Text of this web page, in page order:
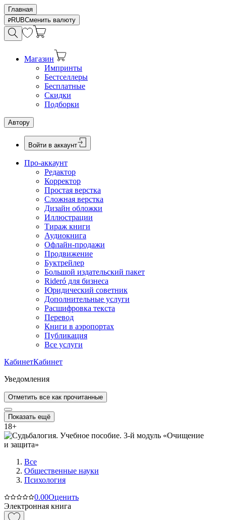
Главная
RUBСменить валюту
Магазин
Импринты
Бестселлеры
Бесплатные
Скидки
Подборки
Автору
Войти в аккаунт
Про-аккаунт
Редактор
Корректор
Простая верстка
Сложная верстка
Дизайн обложки
Иллюстрации
Тираж книги
Аудиокнига
Офлайн-продажи
Продвижение
Буктрейлер
Большой издательский пакет
Rideró для бизнеса
Юридический советник
Дополнительные услуги
Расшифровка текста
Перевод
Книги в аэропортах
Публикация
Все услуги
КабинетКабинет
Уведомления
Отметить все как прочитанные
Показать ещё
18+
Все
Общественные науки
Психология
0.00Оценить
Электронная книга